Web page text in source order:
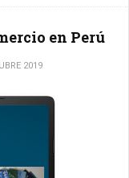
en Perú
2019